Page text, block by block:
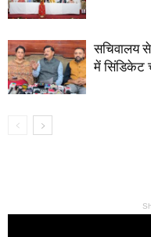
सचिवालय
में सिंडिकेट